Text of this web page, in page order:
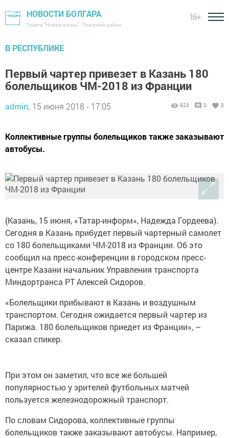
НОВОСТИ БОЛГАРА
Газета "Новая жизнь" - Спасский район
16+
В РЕСПУБЛИКЕ
Первый чартер привезет в Казань 180
болельщиков ЧМ-2018 из Франции
admin, 15 июня 2018 - 17:05 923 0 0
Коллективные группы болельщиков также заказывают
автобусы.
(Казань, 15 июня, «Татар-информ», Надежда Гордеева).
Сегодня в Казань прибудет первый чартерный самолет
со 180 болельщиками ЧМ-2018 из Франции. Об это
сообщил на пресс-конференции в городском пресс-
центре Казани начальник Управления транспорта
Миндортранса РТ Алексей Сидоров.
«Болельщики прибывают в Казань и воздушным
транспортом. Сегодня ожидается первый чартер из
Парижа. 180 болельщиков приедет из Франции», –
сказал спикер.
При этом он заметил, что все же большей
популярностью у зрителей футбольных матчей
пользуется железнодорожный транспорт.
По словам Сидорова, коллективные группы
болельщиков также заказывают автобусы. Например,